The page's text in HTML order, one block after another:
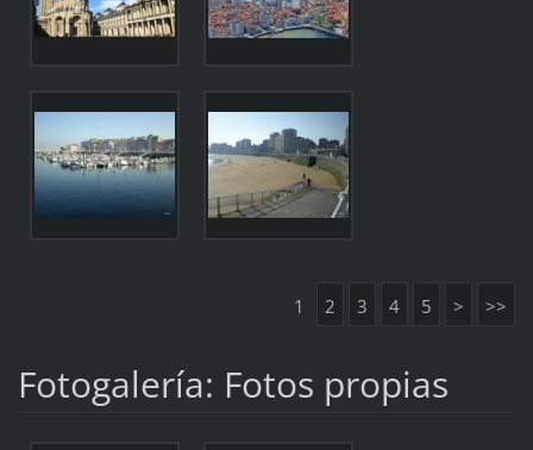
1 2 3 4 5 > >>
Fotogalería: Fotos propias